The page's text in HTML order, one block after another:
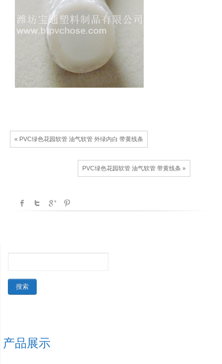
« PVC绿色花园软管 油气软管 外绿内白 带黄线条
PVC绿色花园软管 油气软管 带黄线条 »
产品展示